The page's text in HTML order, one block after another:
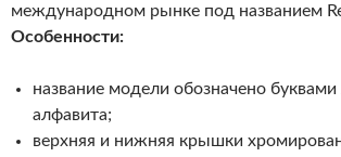
международном рынке под названием
Особенности:
название модели обозначено буквами
алфавита;
верхняя и нижняя крышки